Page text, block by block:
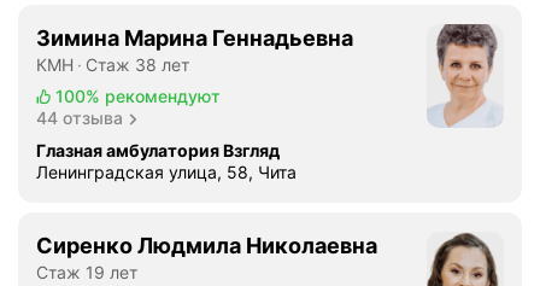
Зимина Марина Геннадьевна
КМН
Стаж 38 лет
100% рекомендуют
44 отзыва
Глазная амбулатория Взгляд
Ленинградская улица, 58, Чита
Сиренко Людмила Николаевна
Стаж 19 лет